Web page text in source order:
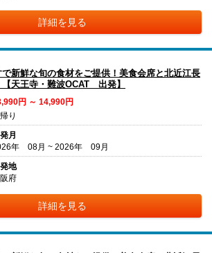
詳細を見る
で新鮮な旬の食材をご提供！美食会席と北近江長
天王寺・難波OCAT 出発】
円 ～ 14,990円
り
月
年 08月 ~ 2026年 09月
地
府
詳細を見る